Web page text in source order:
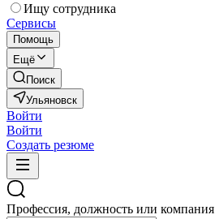
Ищу сотрудника
Сервисы
Помощь
Ещё
Поиск
Ульяновск
Войти
Войти
Создать резюме
Профессия, должность или компания